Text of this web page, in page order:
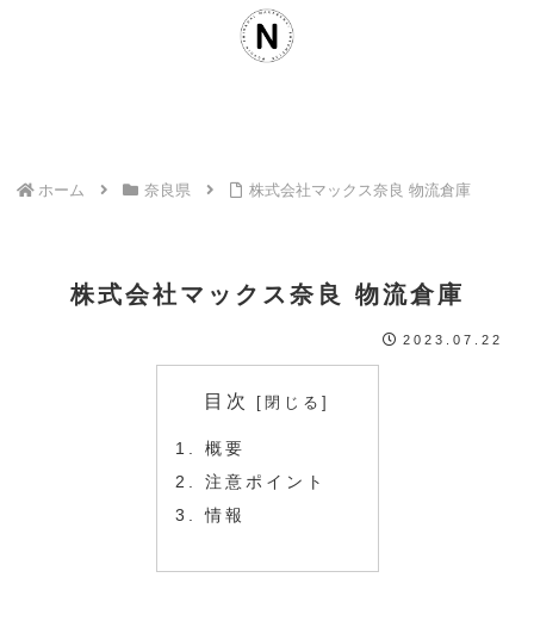
ホーム 奈良県 株式会社マックス奈良 物流倉庫
株式会社マックス奈良 物流倉庫
2023.07.22
目次
概要
注意ポイント
情報